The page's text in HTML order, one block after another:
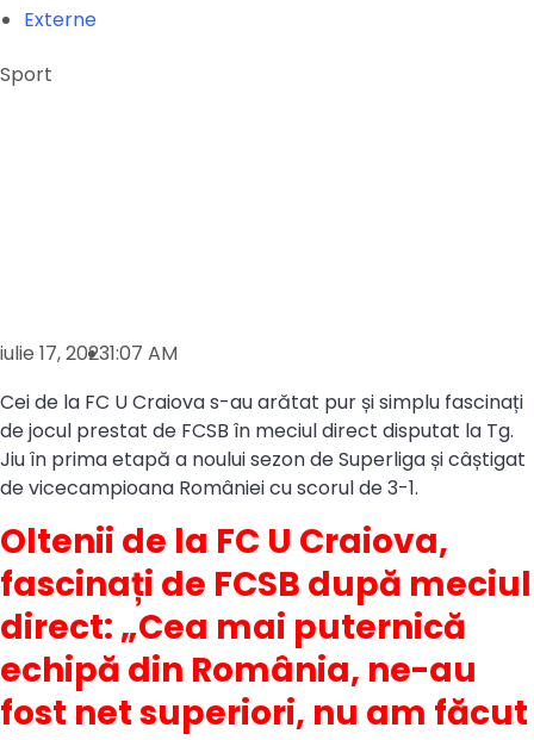
Externe
Sport
iulie 17, 20231:07 AM
Cei de la FC U Craiova s-au arătat pur și simplu fascinați
de jocul prestat de FCSB în meciul direct disputat la Tg.
Jiu în prima etapă a noului sezon de Superliga și câștigat
de vicecampioana României cu scorul de 3-1.
Oltenii de la FC U Craiova,
fascinați de FCSB după meciul
direct: „Cea mai puternică
echipă din România, ne-au
fost net superiori, nu am făcut